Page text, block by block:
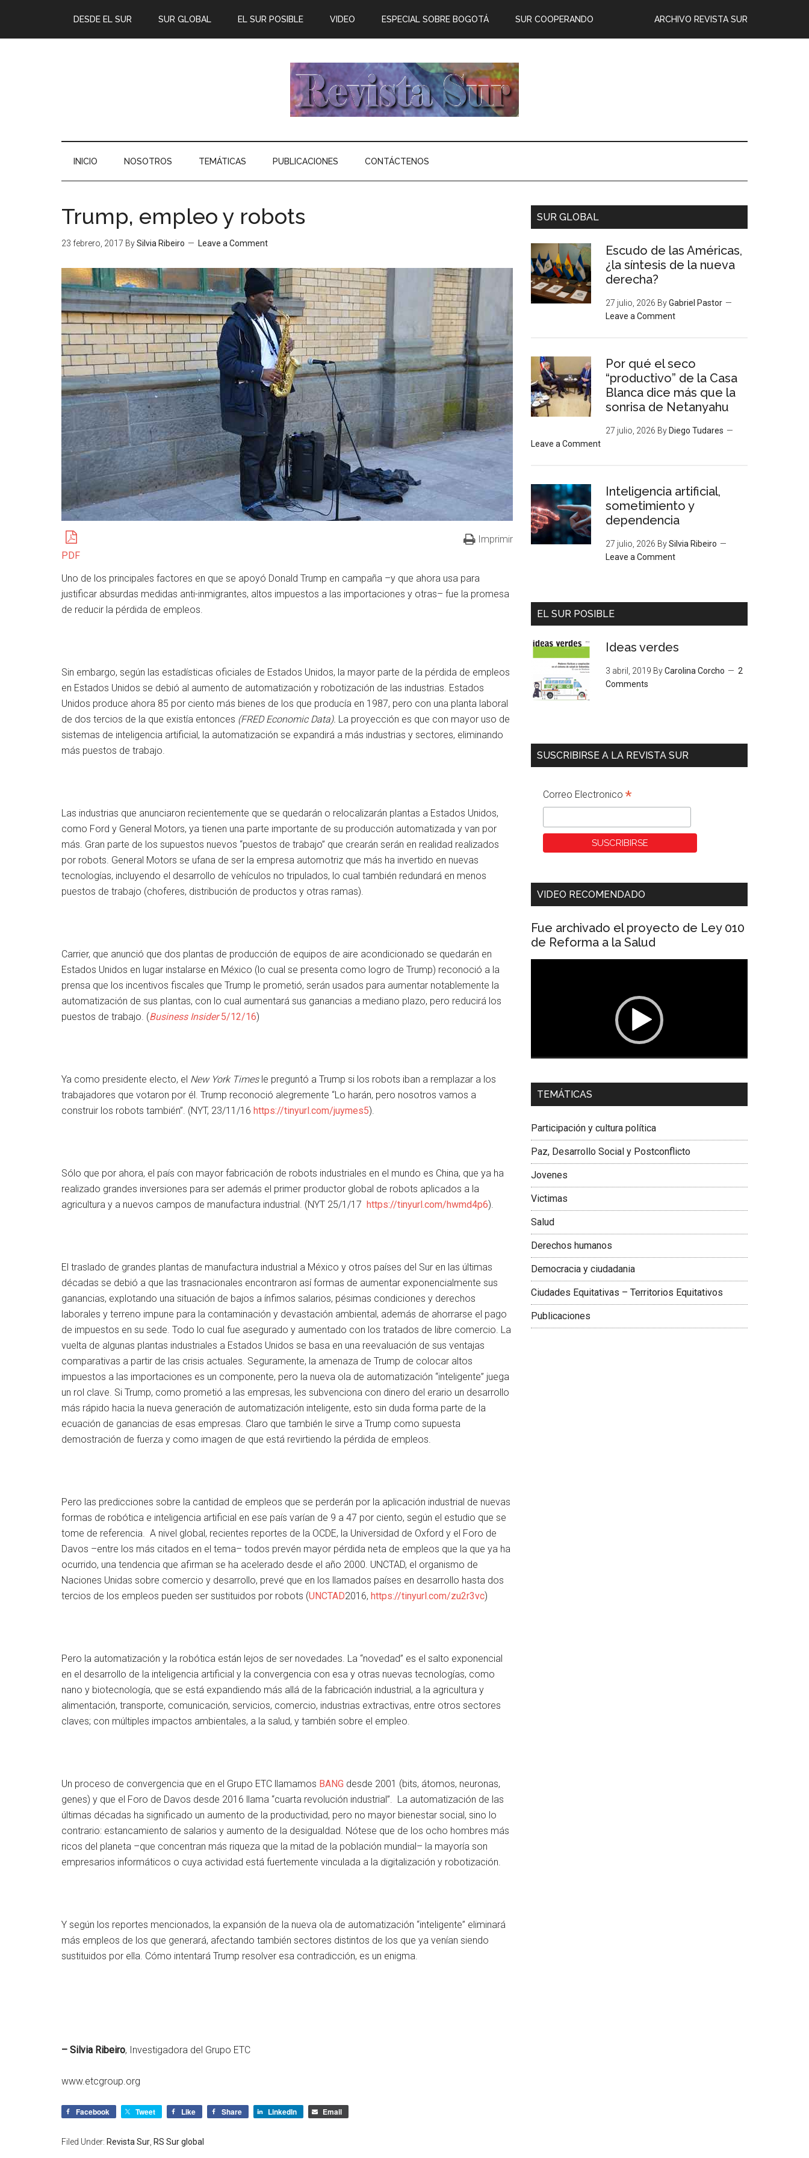
DESDE EL SUR SUR GLOBAL EL SUR POSIBLE ARCHIVO REVISTA SUR
VIDEO ESPECIAL SOBRE BOGOTÁ SUR COOPERANDO
INICIO NOSOTROS TEMÁTICAS PUBLICACIONES CONTÁCTENOS
Trump, empleo y robots
23 febrero, 2017 BySilvia Ribeiro Leave a Comment
PDF
Imprimir
Uno de los principales factores en que se apoyó Donald Trump en campaña –y que ahora usa para
justificar absurdas medidas anti-inmigrantes, altos impuestos a las importaciones y otras– fue la promesa
de reducir la pérdida de empleos.
Sin embargo, según las estadísticas oficiales de Estados Unidos, la mayor parte de la pérdida de empleos
en Estados Unidos se debió al aumento de automatización y robotización de las industrias. Estados
Unidos produce ahora 85 por ciento más bienes de los que producía en 1987, pero con una planta laboral
de dos tercios de la que existía entonces (FRED Economic Data). La proyección es que con mayor uso de
sistemas de inteligencia artificial, la automatización se expandirá a más industrias y sectores, eliminando
más puestos de trabajo.
Las industrias que anunciaron recientemente que se quedarán o relocalizarán plantas a Estados Unidos,
como Ford y General Motors, ya tienen una parte importante de su producción automatizada y van por
más. Gran parte de los supuestos nuevos “puestos de trabajo” que crearán serán en realidad realizados
por robots. General Motors se ufana de ser la empresa automotriz que más ha invertido en nuevas
tecnologías, incluyendo el desarrollo de vehículos no tripulados, lo cual también redundará en menos
puestos de trabajo (choferes, distribución de productos y otras ramas).
Carrier, que anunció que dos plantas de producción de equipos de aire acondicionado se quedarán en
Estados Unidos en lugar instalarse en México (lo cual se presenta como logro de Trump) reconoció a la
prensa que los incentivos fiscales que Trump le prometió, serán usados para aumentar notablemente la
automatización de sus plantas, con lo cual aumentará sus ganancias a mediano plazo, pero reducirá los
puestos de trabajo. (Business Insider5/12/16)
Ya como presidente electo, el New York Timesle preguntó a Trump si los robots iban a remplazar a los
trabajadores que votaron por él. Trump reconoció alegremente “Lo harán, pero nosotros vamos a
construir los robots también”. (NYT, 23/11/16 https://tinyurl.com/juymes5).
Sólo que por ahora, el país con mayor fabricación de robots industriales en el mundo es China, que ya ha
realizado grandes inversiones para ser además el primer productor global de robots aplicados a la
agricultura y a nuevos campos de manufactura industrial. (NYT 25/1/17 https://tinyurl.com/hwmd4p6).
El traslado de grandes plantas de manufactura industrial a México y otros países del Sur en las últimas
décadas se debió a que las trasnacionales encontraron así formas de aumentar exponencialmente sus
ganancias, explotando una situación de bajos a ínfimos salarios, pésimas condiciones y derechos
laborales y terreno impune para la contaminación y devastación ambiental, además de ahorrarse el pago
de impuestos en su sede. Todo lo cual fue asegurado y aumentado con los tratados de libre comercio. La
vuelta de algunas plantas industriales a Estados Unidos se basa en una reevaluación de sus ventajas
comparativas a partir de las crisis actuales. Seguramente, la amenaza de Trump de colocar altos
impuestos a las importaciones es un componente, pero la nueva ola de automatización “inteligente” juega
un rol clave. Si Trump, como prometió a las empresas, les subvenciona con dinero del erario un desarrollo
más rápido hacia la nueva generación de automatización inteligente, esto sin duda forma parte de la
ecuación de ganancias de esas empresas. Claro que también le sirve a Trump como supuesta
demostración de fuerza y como imagen de que está revirtiendo la pérdida de empleos.
Pero las predicciones sobre la cantidad de empleos que se perderán por la aplicación industrial de nuevas
formas de robótica e inteligencia artificial en ese país varían de 9 a 47 por ciento, según el estudio que se
tome de referencia. A nivel global, recientes reportes de la OCDE, la Universidad de Oxford y el Foro de
Davos –entre los más citados en el tema– todos prevén mayor pérdida neta de empleos que la que ya ha
ocurrido, una tendencia que afirman se ha acelerado desde el año 2000. UNCTAD, el organismo de
Naciones Unidas sobre comercio y desarrollo, prevé que en los llamados países en desarrollo hasta dos
tercios de los empleos pueden ser sustituidos por robots (UNCTAD2016, https://tinyurl.com/zu2r3vc)
Pero la automatización y la robótica están lejos de ser novedades. La “novedad” es el salto exponencial
en el desarrollo de la inteligencia artificial y la convergencia con esa y otras nuevas tecnologías, como
nano y biotecnología, que se está expandiendo más allá de la fabricación industrial, a la agricultura y
alimentación, transporte, comunicación, servicios, comercio, industrias extractivas, entre otros sectores
claves; con múltiples impactos ambientales, a la salud, y también sobre el empleo.
Un proceso de convergencia que en el Grupo ETC llamamos BANG desde 2001 (bits, átomos, neuronas,
genes) y que el Foro de Davos desde 2016 llama “cuarta revolución industrial”. La automatización de las
últimas décadas ha significado un aumento de la productividad, pero no mayor bienestar social, sino lo
contrario: estancamiento de salarios y aumento de la desigualdad. Nótese que de los ocho hombres más
ricos del planeta ­–que concentran más riqueza que la mitad de la población mundial– la mayoría son
empresarios informáticos o cuya actividad está fuertemente vinculada a la digitalización y robotización.
Y según los reportes mencionados, la expansión de la nueva ola de automatización “inteligente” eliminará
más empleos de los que generará, afectando también sectores distintos de los que ya venían siendo
sustituidos por ella. Cómo intentará Trump resolver esa contradicción, es un enigma.
– Silvia Ribeiro, Investigadora del Grupo ETC
www.etcgroup.org
Facebook Tweet Like Share LinkedIn Email
Filed Under: Revista Sur RS Sur global
SUR GLOBAL
Escudo de las Américas,
¿la síntesis de la nueva
derecha?
27 julio, 2026 ByGabriel Pastor
Leave a Comment
Por qué el seco
“productivo” de la Casa
Blanca dice más que la
sonrisa de Netanyahu
27 julio, 2026 By Diego Tudares
Leave a Comment
Inteligencia artificial,
sometimiento y
dependencia
27 julio, 2026 BySilvia Ribeiro
Leave a Comment
EL SUR POSIBLE
Ideas verdes
3 abril, 2019 ByCarolina Corcho
2
Comments
SUSCRIBIRSE A LA REVISTA SUR
Correo Electronico *
VIDEO RECOMENDADO
Fue archivado el proyecto de Ley 010
de Reforma a la Salud
Dra. Carolina Corcho Mejía,
Latinoamericana Sur, Vicepresidenta Federación
TEMÁTICAS
Participación y cultura política
Paz, Desarrollo Social y Postconflicto
Jovenes
Victimas
Salud
Derechos humanos
Democracia y ciudadania
Ciudades Equitativas – Territorios Equitativos
Publicaciones